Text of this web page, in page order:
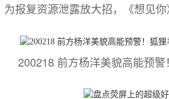
为报复资源泄露放大招，《想见
200218 前方杨洋美貌高能预